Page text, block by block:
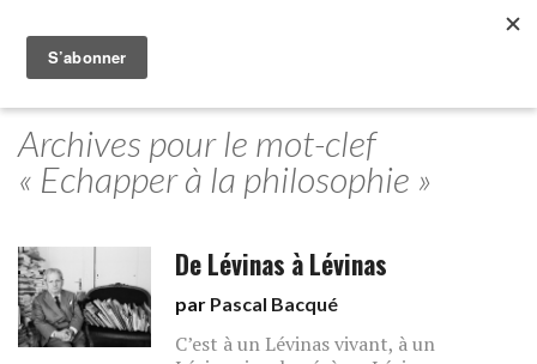
Archives pour le mot-clef
« Echapper à la philosophie »
De Lévinas à Lévinas
par Pascal Bacqué
C’est à un Lévinas vivant, à un